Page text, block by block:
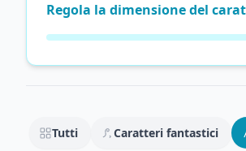
Regola la dimensione del
Tutti Caratteri fantastici